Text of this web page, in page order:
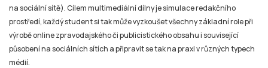
na sociální sítě). Cílem multimediální dílny je simulace redakčního
prostředí, každý student si tak může vyzkoušet všechny základní role při
výrobě online zpravodajského či publicistického obsahu i související
působení na sociálních sítích a připravit se tak na praxi v různých typech
médií.